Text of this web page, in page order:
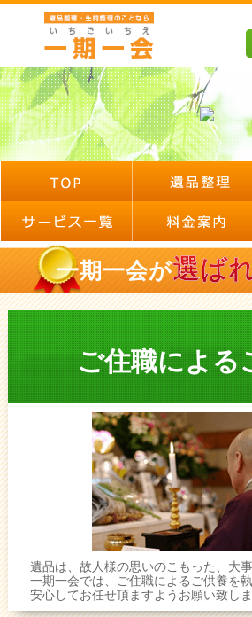
一期一会が選ば
ご住職による
遺品は、故人様の思いのこもった、大事
一期一会では、ご住職によるご供養を
安心してお任せ頂ますようお願い致しま